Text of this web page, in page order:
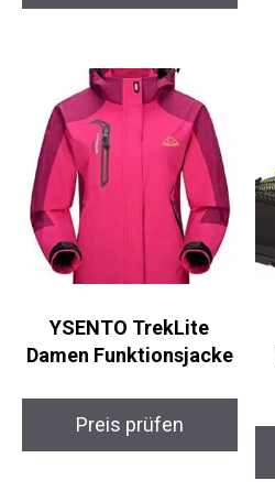
YSENTO TrekLite
Damen Funktionsjacke
Preis prüfen